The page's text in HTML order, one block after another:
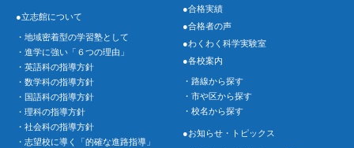
●立志館について
・地域密着型の学習塾として
・進学に強い「６つの理由」
・英語科の指導方針
・数学科の指導方針
・国語科の指導方針
・理科の指導方針
・社会科の指導方針
・志望校に導く「的確な進路指導」
●合格実績
●合格者の声
●わくわく科学実験室
●各校案内
・路線から探す
・市や区から探す
・校名から探す
●お知らせ・トピックス